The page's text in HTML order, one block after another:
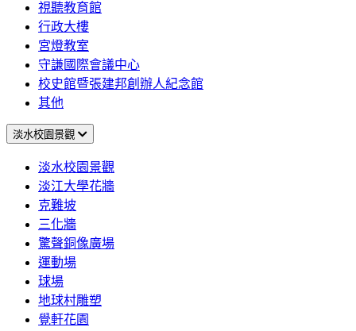
視聽教育館
行政大樓
宮燈教室
守謙國際會議中心
校史館暨張建邦創辦人紀念館
其他
淡水校園景觀
淡水校園景觀
淡江大學花牆
克難坡
三化牆
驚聲銅像廣場
運動場
球場
地球村雕塑
覺軒花園